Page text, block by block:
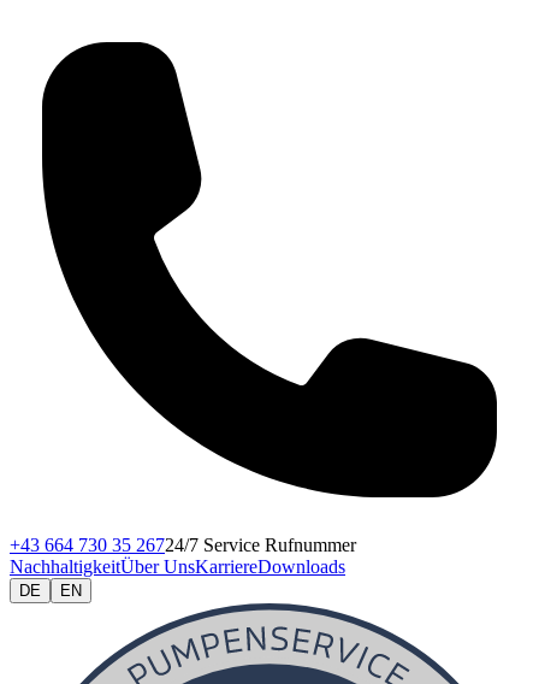
+43 664 730 35 26724/7 Service Rufnummer
NachhaltigkeitÜber UnsKarriereDownloads
DE EN